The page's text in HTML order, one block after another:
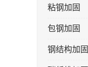
粘钢加固
包钢加固
钢结构加固